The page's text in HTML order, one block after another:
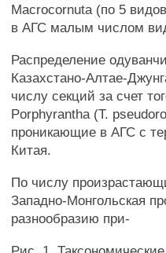
Macrocornuta (по 5
в АГС малым числом
Распределение
Казахстано-Алтае-
числу секций за счет
Porphyrantha (Т.
проникающие в АГС с
Китая.
По числу
Западно-Монгольская
разнообразию при-